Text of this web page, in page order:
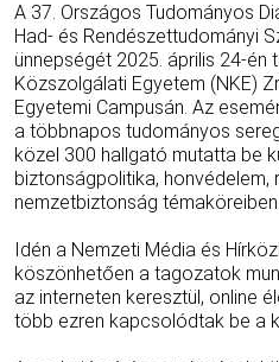
A 37. Országos Tudományos
Had- és Rendészettudományi
ünnepségét 2025. április 24-én
Közszolgálati Egyetem (NKE)
Egyetemi Campusán. Az
a többnapos tudományos
közel 300 hallgató mutatta be
biztonságpolitika, honvédelem,
nemzetbiztonság témaköreiben.
Idén a Nemzeti Média és
köszönhetően a tagozatok
az interneten keresztül, online
több ezren kapcsolódtak be a